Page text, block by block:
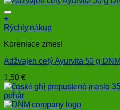
môžete
vybrať
na
stránke
+
Rýchly nákup
Koreniace zmesi
Adžvajen celý Ayurvita 50 g DNM
1,50 €